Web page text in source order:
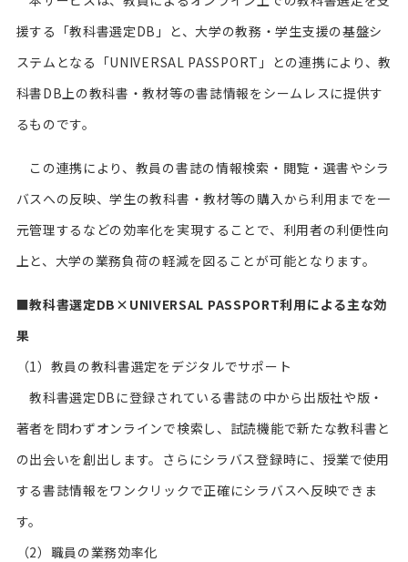
援する「教科書選定DB」と、大学の教務・学生支援の基盤シ
ステムとなる「UNIVERSAL PASSPORT」との連携により、教
科書DB上の教科書・教材等の書誌情報をシームレスに提供す
るものです。
この連携により、教員の書誌の情報検索・閲覧・選書やシラ
バスへの反映、学生の教科書・教材等の購入から利用までを一
元管理するなどの効率化を実現することで、利用者の利便性向
上と、大学の業務負荷の軽減を図ることが可能となります。
■教科書選定DB×UNIVERSAL PASSPORT利用による主な効
果
（1）教員の教科書選定をデジタルでサポート
教科書選定DBに登録されている書誌の中から出版社や版・
著者を問わずオンラインで検索し、試読機能で新たな教科書と
の出会いを創出します。さらにシラバス登録時に、授業で使用
する書誌情報をワンクリックで正確にシラバスへ反映できま
す。
（2）職員の業務効率化